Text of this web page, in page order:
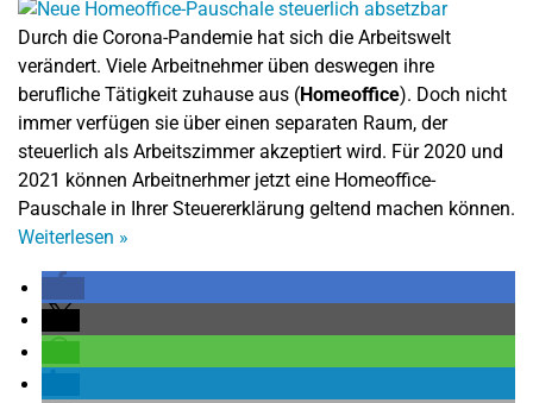
Durch die Corona-Pandemie hat sich die Arbeitswelt
verändert. Viele Arbeitnehmer üben deswegen ihre
berufliche Tätigkeit zuhause aus (Homeoffice). Doch nicht
immer verfügen sie über einen separaten Raum, der
steuerlich als Arbeitszimmer akzeptiert wird. Für 2020 und
2021 können Arbeitnerhmer jetzt eine Homeoffice-
Pauschale in Ihrer Steuererklärung geltend machen können.
Weiterlesen »